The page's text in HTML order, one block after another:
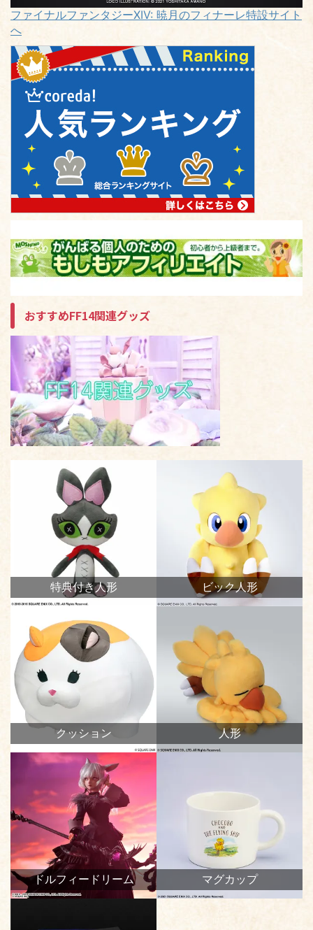
ファイナルファンタジーXIV: 暁月のフィナーレ特設サイト
へ
おすすめFF14関連グッズ
特典付き人形 ビック人形
クッション 人形
ドルフィードリーム マグカップ